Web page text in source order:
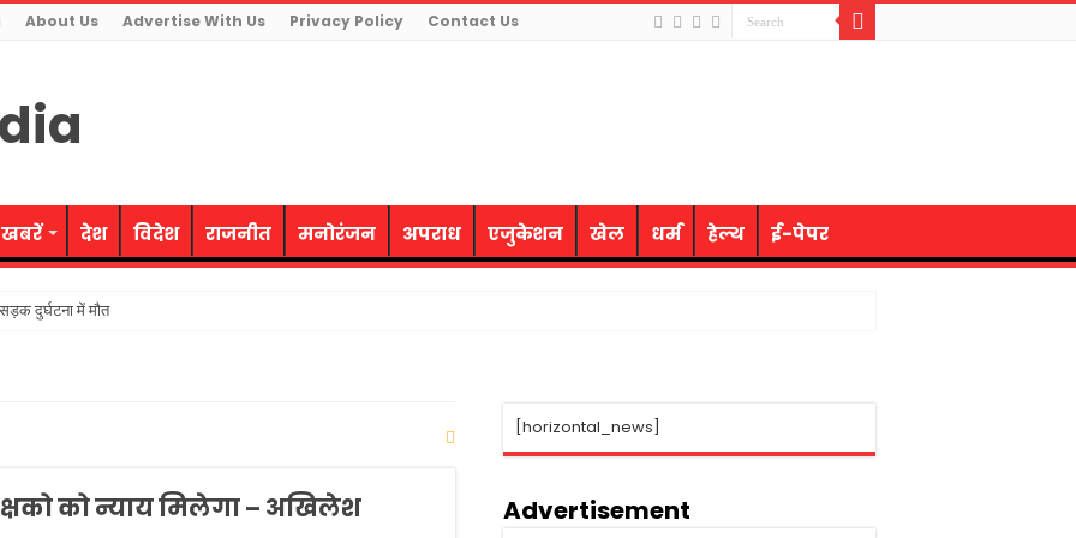
About Us Advertise With Us Privacy Policy Contact Us
खबरें देश विदेश राजनीत मनोरंजन अपराध एजुकेशन खेल धर्म हेल्थ ई-पेपर
दुर्घटना में मौत
का किया भंडाफोड़, 4 आरोपी गिरफ्तार
पूरी तरह नियंत्रण में- वित्त मंत्री
को न्याय मिलेगा – अखिलेश
[horizontal_news]
Advertisement